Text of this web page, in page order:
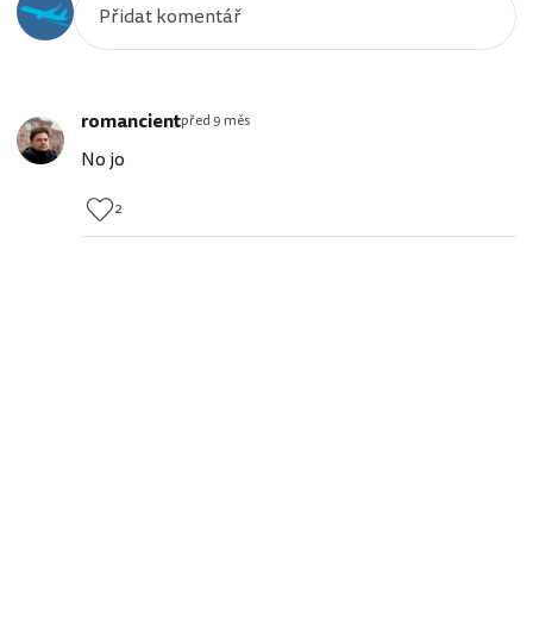
romancientpřed 9 měs
No jo
2